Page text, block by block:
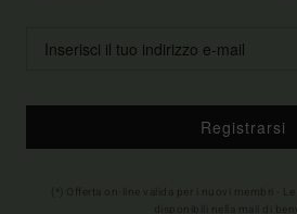
Registrarsi